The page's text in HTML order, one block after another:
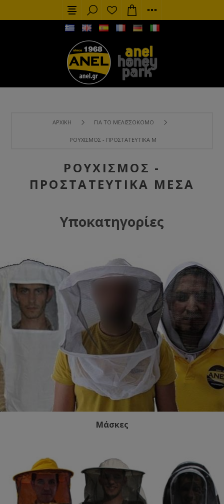
ΑΡΧΙΚΉ ΓΙΑ ΤΟ ΜΕΛΙΣΣΟΚΌΜΟ
ΡΟΥΧΙΣΜΌΣ - ΠΡΟΣΤΑΤΕΥΤΙΚΆ ΜΈΣΑ
ΡΟΥΧΙΣΜΌΣ -
ΠΡΟΣΤΑΤΕΥΤΙΚΆ ΜΈΣΑ
Υποκατηγορίες
Μάσκες